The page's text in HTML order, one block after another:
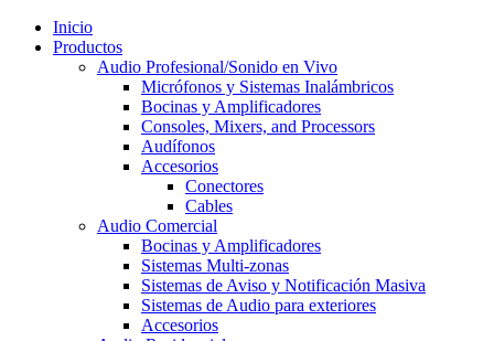
Inicio
Productos
Audio Profesional/Sonido en Vivo
Micrófonos y Sistemas Inalámbricos
Bocinas y Amplificadores
Consoles, Mixers, and Processors
Audífonos
Accesorios
Conectores
Cables
Audio Comercial
Bocinas y Amplificadores
Sistemas Multi-zonas
Sistemas de Aviso y Notificación Masiva
Sistemas de Audio para exteriores
Accesorios